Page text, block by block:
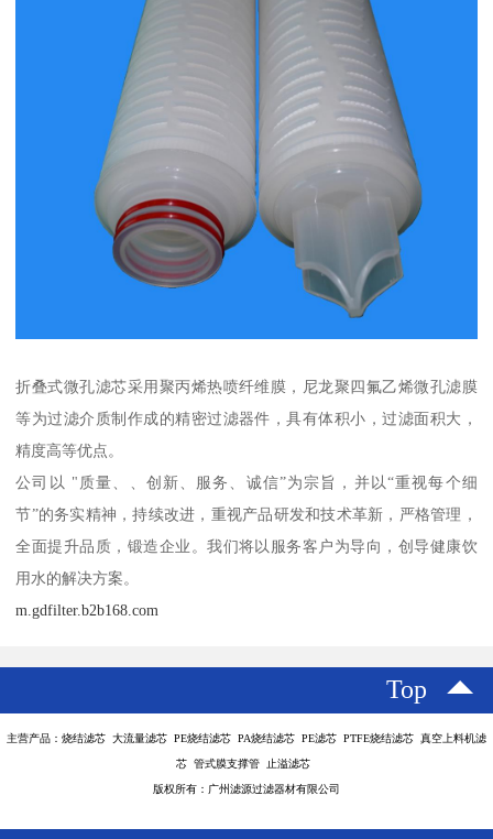
折叠式微孔滤芯采用聚丙烯热喷纤维膜，尼龙聚四氟乙烯微孔滤膜
等为过滤介质制作成的精密过滤器件，具有体积小，过滤面积大，
精度高等优点。
公司以 "质量、、创新、服务、诚信”为宗旨，并以“重视每个细
节”的务实精神，持续改进，重视产品研发和技术革新，严格管理，
全面提升品质，锻造企业。我们将以服务客户为导向，创导健康饮
用水的解决方案。
m.gdfilter.b2b168.com
Top
主营产品：烧结滤芯 大流量滤芯 PE烧结滤芯 PA烧结滤芯 PE滤芯 PTFE烧结滤芯 真空上料机滤
芯 管式膜支撑管 止溢滤芯
版权所有：广州滤源过滤器材有限公司